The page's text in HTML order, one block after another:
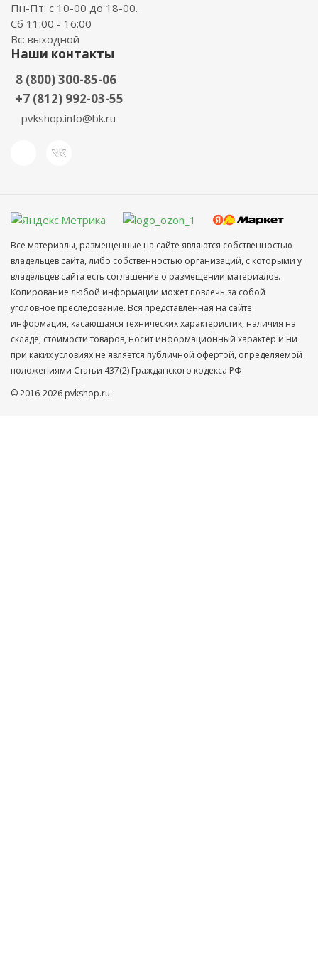
Пн-Пт: с 10-00 до 18-00.
Сб 11:00 - 16:00
Вс: выходной
Наши контакты
8 (800) 300-85-06
+7 (812) 992-03-55
pvkshop.info@bk.ru
Все материалы, размещенные на сайте являются собственностью
владельцев сайта, либо собственностью организаций, с которыми у
владельцев сайта есть соглашение о размещении материалов.
Копирование любой информации может повлечь за собой
уголовное преследование. Вся представленная на сайте
информация, касающаяся технических характеристик, наличия на
складе, стоимости товаров, носит информационный характер и ни
при каких условиях не является публичной офертой, определяемой
положениями Статьи 437(2) Гражданского кодекса РФ.
© 2016-2026 pvkshop.ru